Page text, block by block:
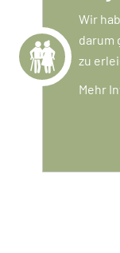
Wir
darum
zu
Mehr